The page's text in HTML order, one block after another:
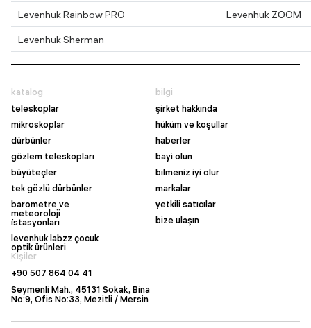
Levenhuk Rainbow PRO
Levenhuk ZOOM
Levenhuk Sherman
katalog
teleskoplar
mikroskoplar
dürbünler
gözlem teleskopları
büyüteçler
tek gözlü dürbünler
barometre ve
meteoroloji
i̇stasyonları
levenhuk labzz çocuk
optik ürünleri
bilgi
şirket hakkında
hüküm ve koşullar
haberler
bayi olun
bilmeniz iyi olur
markalar
yetkili satıcılar
bize ulaşın
Kişiler
+90 507 864 04 41
Seymenli Mah., 45131 Sokak, Bina
No:9, Ofis No:33, Mezitli / Mersin